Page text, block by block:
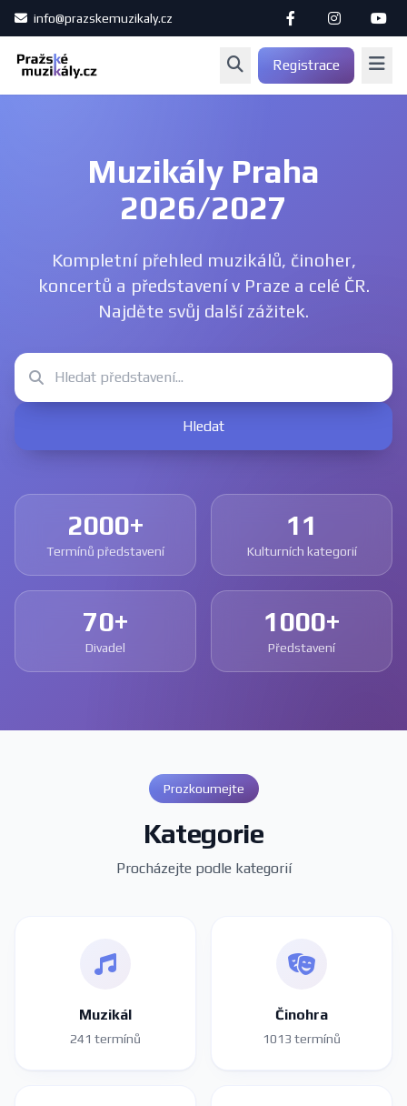
info@prazskemuzikaly.cz
Registrace
Muzikály Praha
2026/2027
Kompletní přehled muzikálů, činoher,
koncertů a představení v Praze a celé ČR.
Najděte svůj další zážitek.
Hledat
2000+
Termínů představení
11
Kulturních kategorií
70+
Divadel
1000+
Představení
Prozkoumejte
Kategorie
Procházejte podle kategorií
Muzikál
241 termínů
Činohra
1013 termínů